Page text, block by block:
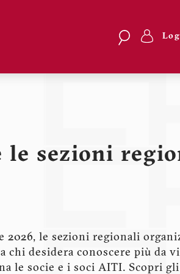
Search
SearchMenu
utente
le sezioni
2026, le sezioni regionali
chi desidera conoscere più da
le socie e i soci AITI. Scopri